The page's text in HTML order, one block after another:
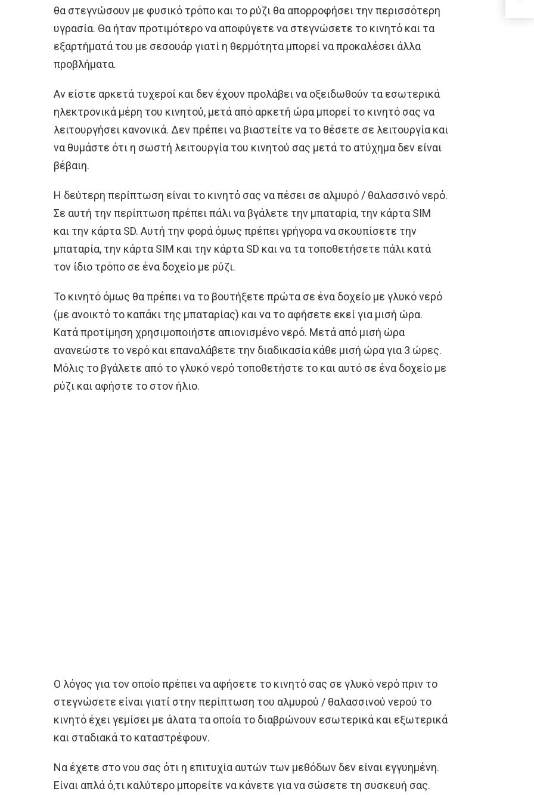
θα στεγνώσουν με φυσικό τρόπο και το ρύζι θα απορροφήσει την περισσότερη
υγρασία. Θα ήταν προτιμότερο να αποφύγετε να στεγνώσετε το κινητό και τα
εξαρτήματά του με σεσουάρ γιατί η θερμότητα μπορεί να προκαλέσει άλλα
προβλήματα.
Αν είστε αρκετά τυχεροί και δεν έχουν προλάβει να οξειδωθούν τα εσωτερικά
ηλεκτρονικά μέρη του κινητού, μετά από αρκετή ώρα μπορεί το κινητό σας να
λειτουργήσει κανονικά. Δεν πρέπει να βιαστείτε να το θέσετε σε λειτουργία και
να θυμάστε ότι η σωστή λειτουργία του κινητού σας μετά το ατύχημα δεν είναι
βέβαιη.
Η δεύτερη περίπτωση είναι το κινητό σας να πέσει σε αλμυρό / θαλασσινό νερό.
Σε αυτή την περίπτωση πρέπει πάλι να βγάλετε την μπαταρία, την κάρτα SIM
και την κάρτα SD. Αυτή την φορά όμως πρέπει γρήγορα να σκουπίσετε την
μπαταρία, την κάρτα SIM και την κάρτα SD και να τα τοποθετήσετε πάλι κατά
τον ίδιο τρόπο σε ένα δοχείο με ρύζι.
Το κινητό όμως θα πρέπει να το βουτήξετε πρώτα σε ένα δοχείο με γλυκό νερό
(με ανοικτό το καπάκι της μπαταρίας) και να το αφήσετε εκεί για μισή ώρα.
Κατά προτίμηση χρησιμοποιήστε απιονισμένο νερό. Μετά από μισή ώρα
ανανεώστε το νερό και επαναλάβετε την διαδικασία κάθε μισή ώρα για 3 ώρες.
Μόλις το βγάλετε από το γλυκό νερό τοποθετήστε το και αυτό σε ένα δοχείο με
ρύζι και αφήστε το στον ήλιο.
Ο λόγος για τον οποίο πρέπει να αφήσετε το κινητό σας σε γλυκό νερό πριν το
στεγνώσετε είναι γιατί στην περίπτωση του αλμυρού / θαλασσινού νερού το
κινητό έχει γεμίσει με άλατα τα οποία το διαβρώνουν εσωτερικά και εξωτερικά
και σταδιακά το καταστρέφουν.
Να έχετε στο νου σας ότι η επιτυχία αυτών των μεθόδων δεν είναι εγγυημένη.
Είναι απλά ό,τι καλύτερο μπορείτε να κάνετε για να σώσετε τη συσκευή σας.